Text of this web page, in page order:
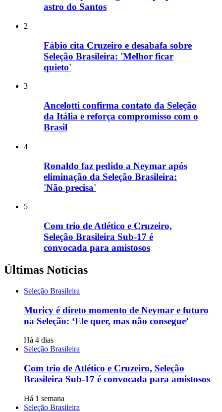
astro do Santos
2
Fábio cita Cruzeiro e desabafa sobre
Seleção Brasileira: 'Melhor ficar
quieto'
3
Ancelotti confirma contato da Seleção
da Itália e reforça compromisso com o
Brasil
4
Ronaldo faz pedido a Neymar após
eliminação da Seleção Brasileira:
'Não precisa'
5
Com trio de Atlético e Cruzeiro,
Seleção Brasileira Sub-17 é
convocada para amistosos
Últimas Notícias
Seleção Brasileira
Muricy é direto momento de Neymar e futuro
na Seleção: ‘Ele quer, mas não consegue’
Há 4 dias
Seleção Brasileira
Com trio de Atlético e Cruzeiro, Seleção
Brasileira Sub-17 é convocada para amistosos
Há 1 semana
Seleção Brasileira